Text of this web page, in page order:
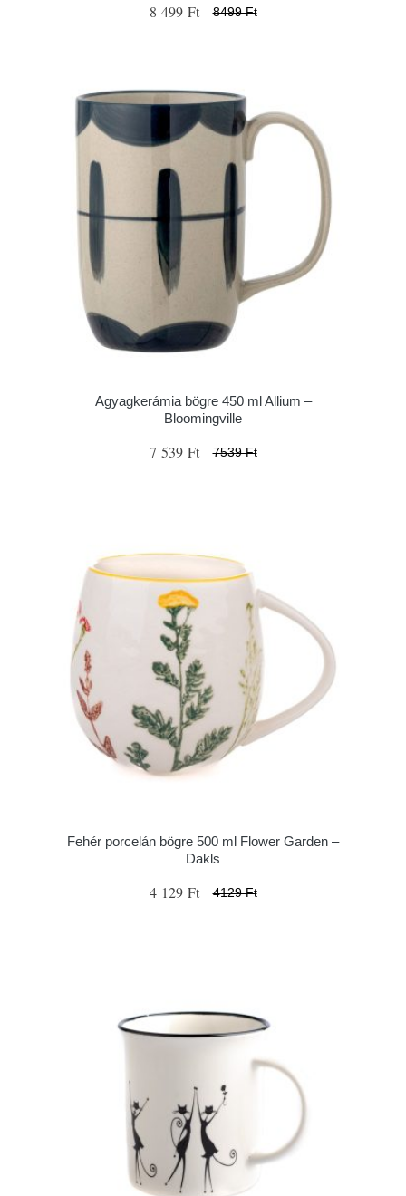
8 499 Ft 8499 Ft
Agyagkerámia bögre 450 ml Allium –
Bloomingville
7 539 Ft 7539 Ft
Fehér porcelán bögre 500 ml Flower Garden –
Dakls
4 129 Ft 4129 Ft